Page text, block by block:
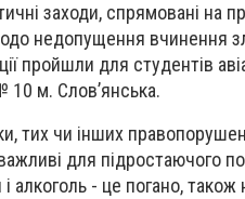
заходи, спрямовані на
недопущення вчинення
пройшли для студентів
10 м. Слов’янська.
тих чи інших
для підростаючого
алкоголь - це погано, також